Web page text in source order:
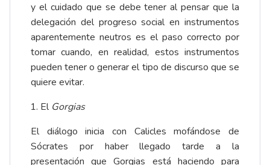
y el cuidado que se debe tener al pensar que la
delegación del progreso social en instrumentos
aparentemente neutros es el paso correcto por
tomar cuando, en realidad, estos instrumentos
pueden tener o generar el tipo de discurso que se
quiere evitar.
El Gorgias
El diálogo inicia con Calicles mofándose de
Sócrates por haber llegado tarde a la
presentación que Gorgias está haciendo para